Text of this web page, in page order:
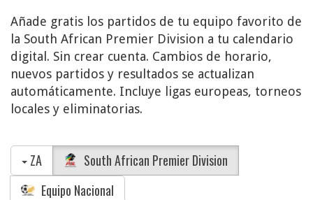
Añade gratis los partidos de tu equipo favorito de
la South African Premier Division a tu calendario
digital. Sin crear cuenta. Cambios de horario,
nuevos partidos y resultados se actualizan
automáticamente. Incluye ligas europeas, torneos
locales y eliminatorias.
ZA
South African Premier Division
Equipo Nacional